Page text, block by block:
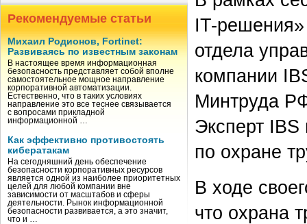
Рекомендуемые статьи
Михаил Родионов, Fortinet:
Развиваясь по известным законам
В настоящее время информационная
безопасность представляет собой вполне
самостоятельное мощное направление
корпоративной автоматизации.
Естественно, что в таких условиях
направление это все теснее связывается
с вопросами прикладной
информационной …
Как эффективно противостоять
кибератакам
На сегодняшний день обеспечение
безопасности корпоративных ресурсов
является одной из наиболее приоритетных
целей для любой компании вне
зависимости от масштабов и сферы
деятельности. Рынок информационной
безопасности развивается, а это значит,
что и …
IT-
отдела
компании
Минтруда
Эксперт
по охране
В ходе
что охрана